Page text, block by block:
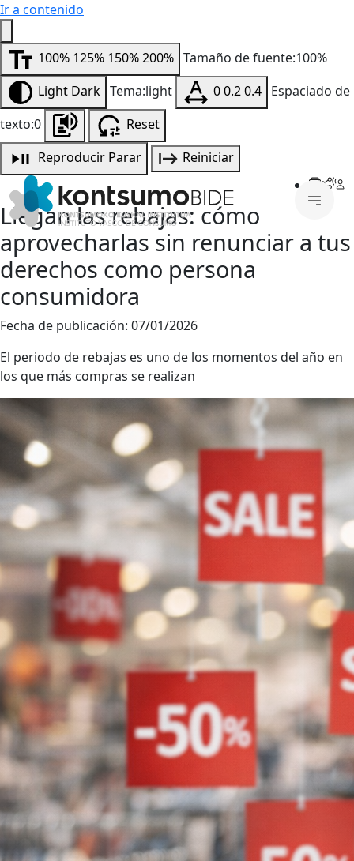
Ir a contenido
100% 125% 150%200% Tamaño de fuente:100%
Light Dark Tema:light 00.20.4 Espaciado de
texto:0
Reset
Reproducir Parar Reiniciar
Llegan las rebajas: cómo
aprovecharlas sin renunciar a tus
derechos como persona
consumidora
Fecha de publicación: 07/01/2026
El periodo de rebajas es uno de los momentos del año en
los que más compras se realizan